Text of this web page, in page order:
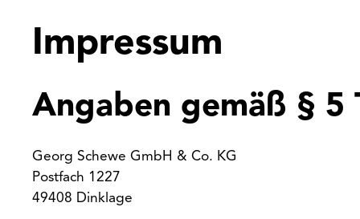
Impressum
Angaben gemäß § 5
Georg Schewe GmbH & Co. KG
Postfach 1227
49408 Dinklage